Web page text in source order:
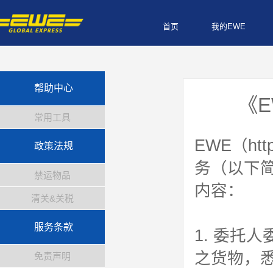
首页 我的EWE
帮助中心
常用工具
政策法规
禁运物品
清关&关税
服务条款
免责声明
《
EWE（
务（以下
内容：
1. 委托人
之货物，